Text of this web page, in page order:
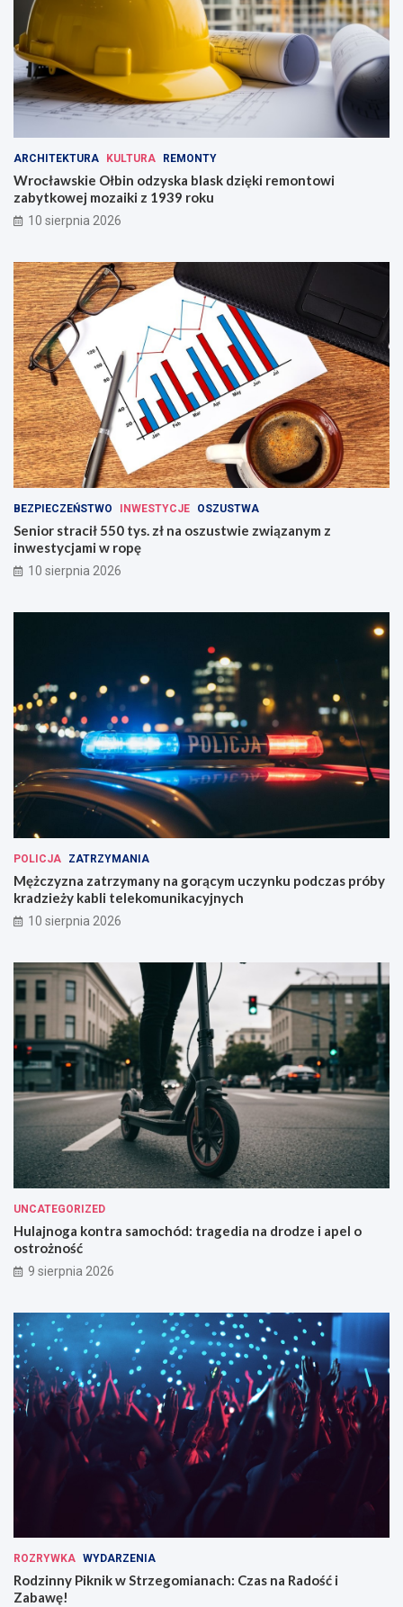
ą
s
k
a
!
ARCHITEKTURA KULTURA REMONTY
Wrocławskie Ołbin odzyska blask dzięki remontowi
zabytkowej mozaiki z 1939 roku
10 sierpnia 2026
BEZPIECZEŃSTWO INWESTYCJE OSZUSTWA
Senior stracił 550 tys. zł na oszustwie związanym z
inwestycjami w ropę
10 sierpnia 2026
POLICJA ZATRZYMANIA
Mężczyzna zatrzymany na gorącym uczynku podczas próby
kradzieży kabli telekomunikacyjnych
10 sierpnia 2026
UNCATEGORIZED
Hulajnoga kontra samochód: tragedia na drodze i apel o
ostrożność
9 sierpnia 2026
ROZRYWKA WYDARZENIA
Rodzinny Piknik w Strzegomianach: Czas na Radość i
Zabawę!